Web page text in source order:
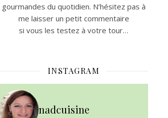
gourmandes du quotidien. N’hésitez pas à
me laisser un petit commentaire
si vous les testez à votre tour…
INSTAGRAM
nadcuisine